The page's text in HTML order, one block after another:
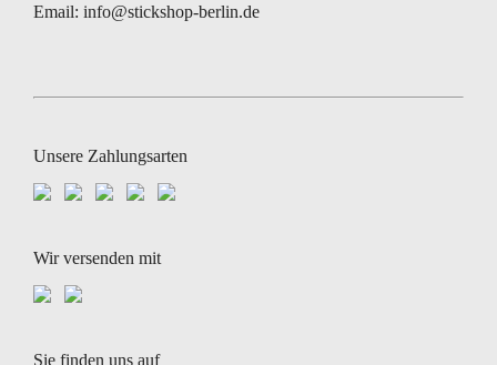
Email: info@stickshop-berlin.de
Unsere Zahlungsarten
Wir versenden mit
Sie finden uns auf